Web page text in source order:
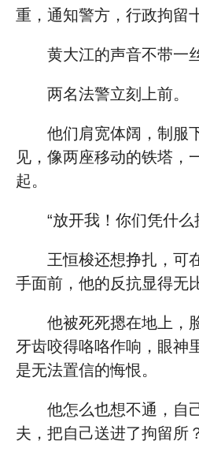
重，通知警方，行政拘留
黄大江的声音不带一
两名法警立刻上前。
他们肩宽体阔，制服
见，像两座移动的铁塔，
起。
“放开我！你们凭什么
王恒梭还想挣扎，可
手面前，他的反抗显得无
他被死死摁在地上，
牙齿咬得咯咯作响，眼神
是无法置信的悔恨。
他怎么也想不通，自
夫，把自己送进了拘留所